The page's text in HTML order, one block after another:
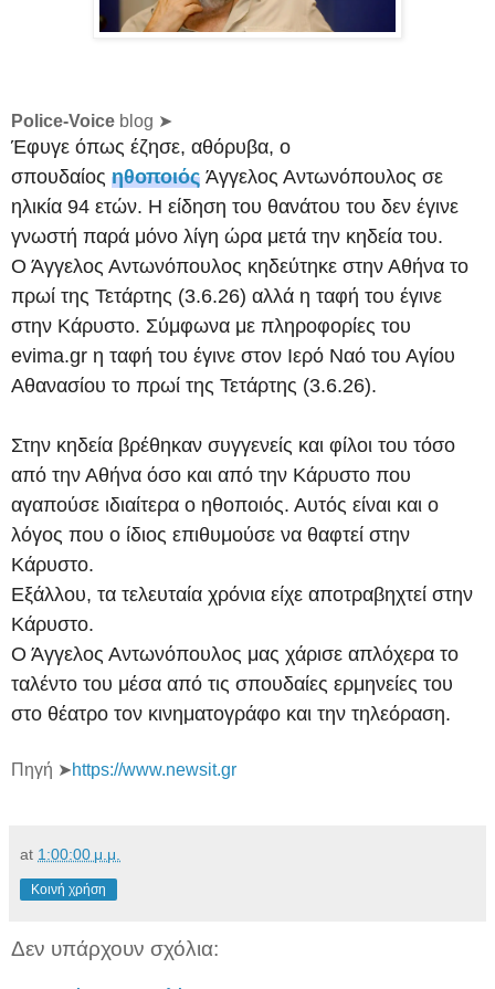
Police-Voice blog ➤
Έφυγε όπως έζησε, αθόρυβα, ο
σπουδαίος ηθοποιός Άγγελος Αντωνόπουλος σε
ηλικία 94 ετών. Η είδηση του θανάτου του δεν έγινε
γνωστή παρά μόνο λίγη ώρα μετά την κηδεία του.
Ο Άγγελος Αντωνόπουλος κηδεύτηκε στην Αθήνα το
πρωί της Τετάρτης (3.6.26) αλλά η ταφή του έγινε
στην Κάρυστο. Σύμφωνα με πληροφορίες του
evima.gr η ταφή του έγινε στον Ιερό Ναό του Αγίου
Αθανασίου το πρωί της Τετάρτης (3.6.26).
Στην κηδεία βρέθηκαν συγγενείς και φίλοι του τόσο
από την Αθήνα όσο και από την Κάρυστο που
αγαπούσε ιδιαίτερα ο ηθοποιός. Αυτός είναι και ο
λόγος που ο ίδιος επιθυμούσε να θαφτεί στην
Κάρυστο.
Εξάλλου, τα τελευταία χρόνια είχε αποτραβηχτεί στην
Κάρυστο.
Ο Άγγελος Αντωνόπουλος μας χάρισε απλόχερα το
ταλέντο του μέσα από τις σπουδαίες ερμηνείες του
στο θέατρο τον κινηματογράφο και την τηλεόραση.
Πηγή ➤https://www.newsit.gr
at 1:00:00 μ.μ.
Κοινή χρήση
Δεν υπάρχουν σχόλια: